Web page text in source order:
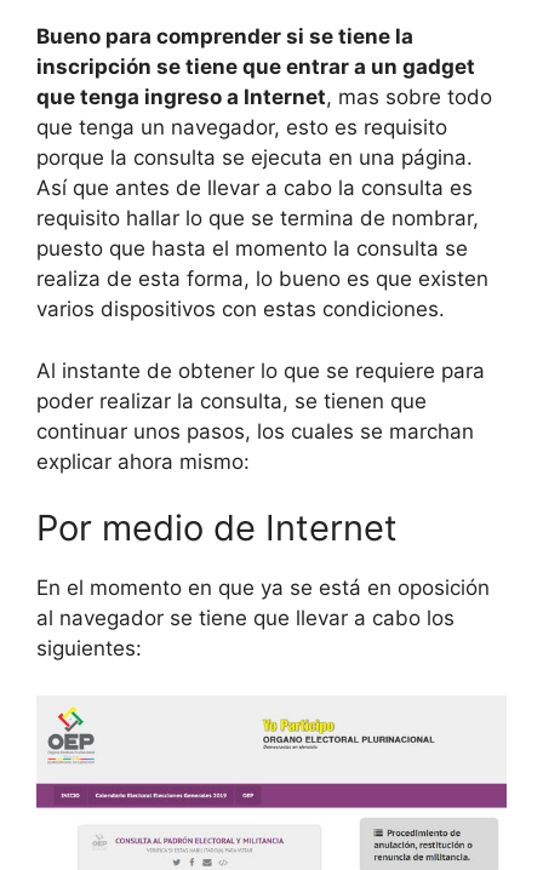
Bueno para comprender si se tiene la
inscripción se tiene que entrar a un gadget
que tenga ingreso a Internet, mas sobre todo
que tenga un navegador, esto es requisito
porque la consulta se ejecuta en una página.
Así que antes de llevar a cabo la consulta es
requisito hallar lo que se termina de nombrar,
puesto que hasta el momento la consulta se
realiza de esta forma, lo bueno es que existen
varios dispositivos con estas condiciones.
Al instante de obtener lo que se requiere para
poder realizar la consulta, se tienen que
continuar unos pasos, los cuales se marchan
explicar ahora mismo:
Por medio de Internet
En el momento en que ya se está en oposición
al navegador se tiene que llevar a cabo los
siguientes: